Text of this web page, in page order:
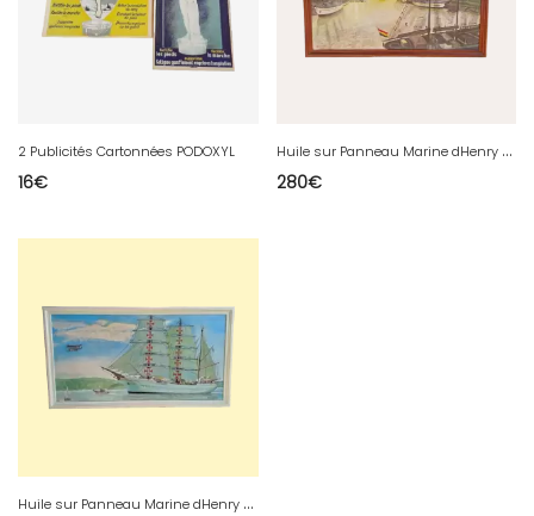
2 Publicités Cartonnées PODOXYL
16€
H
uile sur Panneau Marine dHenry SOLA
280€
H
uile sur Panneau Marine dHenry SOLA